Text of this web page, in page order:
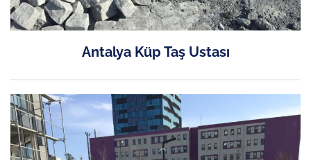
Antalya Küp Taş Ustası